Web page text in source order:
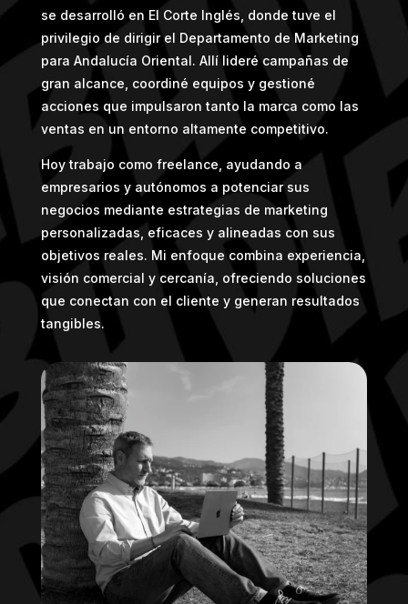
se desarrolló en El Corte Inglés, donde tuve el
privilegio de dirigir el Departamento de Marketing
para Andalucía Oriental. Allí lideré campañas de
gran alcance, coordiné equipos y gestioné
acciones que impulsaron tanto la marca como las
ventas en un entorno altamente competitivo.
Hoy trabajo como freelance, ayudando a
empresarios y autónomos a potenciar sus
negocios mediante estrategias de marketing
personalizadas, eficaces y alineadas con sus
objetivos reales. Mi enfoque combina experiencia,
visión comercial y cercanía, ofreciendo soluciones
que conectan con el cliente y generan resultados
tangibles.